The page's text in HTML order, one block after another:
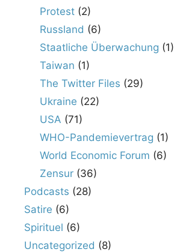
Protest(2)
Russland (6)
Staatliche Überwachung (1)
Taiwan (1)
The Twitter Files (29)
Ukraine (22)
USA (71)
WHO-Pandemievertrag (1)
World Economic Forum (6)
Zensur(36)
Podcasts (28)
Satire (6)
Spirituel (6)
Uncategorized (8)